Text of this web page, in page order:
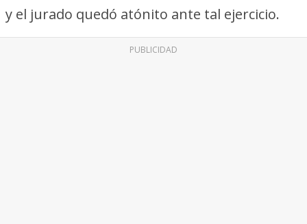
y el jurado quedó atónito ante tal ejercicio.
PUBLICIDAD